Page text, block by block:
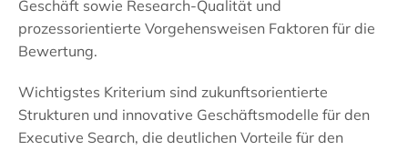
Geschäft sowie Research-Qualität und
prozessorientierte Vorgehensweisen Faktoren für die
Bewertung.
Wichtigstes Kriterium sind zukunftsorientierte
Strukturen und innovative Geschäftsmodelle für den
Executive Search, die deutlichen Vorteile für den